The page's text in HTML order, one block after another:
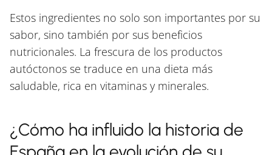
Estos ingredientes no solo son importantes por su
sabor, sino también por sus beneficios
nutricionales. La frescura de los productos
autóctonos se traduce en una dieta más
saludable, rica en vitaminas y minerales.
¿Cómo ha influido la historia de